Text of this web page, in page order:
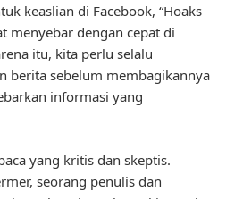
keaslian di Facebook, “Hoaks
menyebar dengan cepat di
itu, kita perlu selalu
berita sebelum membagikannya
informasi yang
yang kritis dan skeptis.
seorang penulis dan